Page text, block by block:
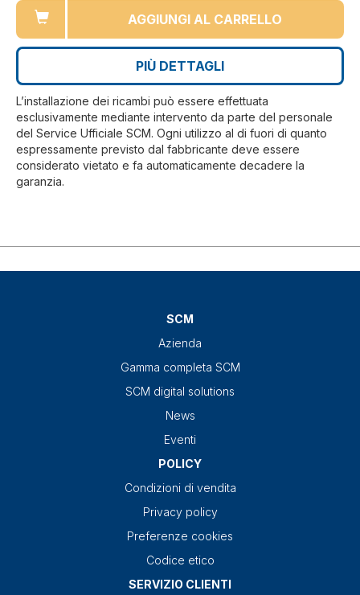
AGGIUNGI AL CARRELLO
PIÙ DETTAGLI
L’installazione dei ricambi può essere effettuata
esclusivamente mediante intervento da parte del personale
del Service Ufficiale SCM. Ogni utilizzo al di fuori di quanto
espressamente previsto dal fabbricante deve essere
considerato vietato e fa automaticamente decadere la
garanzia.
SCM
Azienda
Gamma completa SCM
SCM digital solutions
News
Eventi
POLICY
Condizioni di vendita
Privacy policy
Preferenze cookies
Codice etico
SERVIZIO CLIENTI